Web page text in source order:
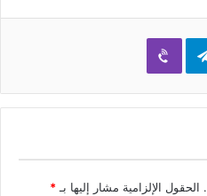
Telegram
Viber
الحقول الإلزامية مشار إليها بـ*